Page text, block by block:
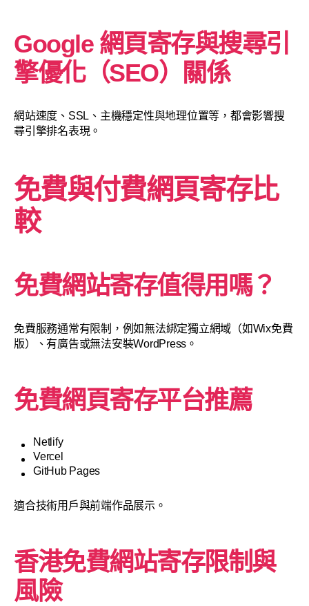
Google 網頁寄存與搜尋引
擎優化（SEO）關係
網站速度、SSL、主機穩定性與地理位置等，都會影響搜
尋引擎排名表現。
免費與付費網頁寄存比
較
免費網站寄存值得用嗎？
免費服務通常有限制，例如無法綁定獨立網域（如Wix免費
版）、有廣告或無法安裝WordPress。
免費網頁寄存平台推薦
Netlify
Vercel
GitHub Pages
適合技術用戶與前端作品展示。
香港免費網站寄存限制與
風險